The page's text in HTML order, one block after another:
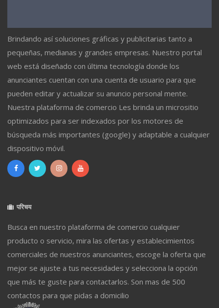
Brindando así soluciones gráficas y publicitarias tanto a
pequeñas, medianas y grandes empresas. Nuestro portal
web está diseñado con última tecnología donde los
anunciantes cuentan con una cuenta de usuario para que
pueden editar y actualizar su anuncio personal mente.
Nuestra plataforma de comercio Les brinda un micrositio
optimizados para ser indexados por los motores de
búsqueda más importantes (google) y adaptable a cualquier
dispositivo móvil.
परिचय
Busca en nuestro plataforma de comercio cualquier
producto o servicio, mira las ofertas y establecimientos
comerciales de nuestros anunciantes, escoge la oferta que
mejor se ajuste a tus necesidades y selecciona la opción
que más te guste para contactarlos. Son mas de 500
contactos para que pidas a domicilio